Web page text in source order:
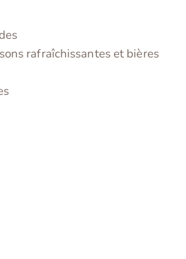
rafraîchissantes et bières